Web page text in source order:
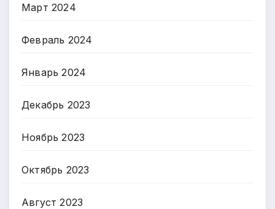
Март 2024
Февраль 2024
Январь 2024
Декабрь 2023
Ноябрь 2023
Октябрь 2023
Август 2023